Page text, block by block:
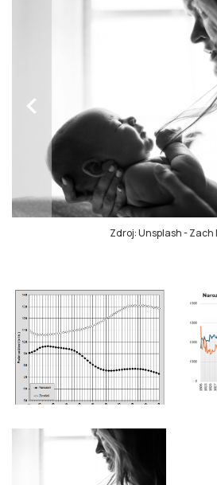
chevron_left
Zdroj: Unsplash-Zach